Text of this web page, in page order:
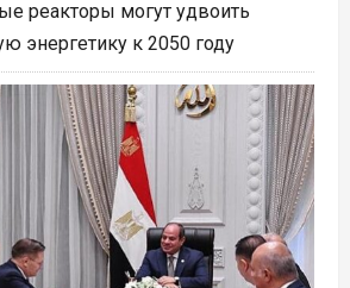
реакторы могут удвоить
энергетику к 2050 году